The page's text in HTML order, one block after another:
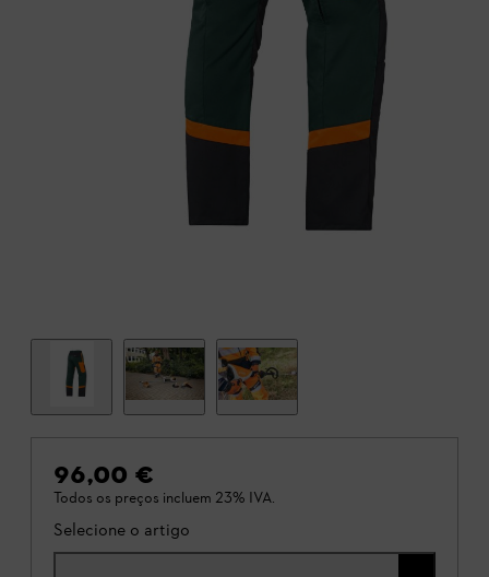
96,00 €
Todos os preços incluem 23% IVA.
Selecione o artigo